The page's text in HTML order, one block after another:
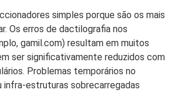
simples porque são os mais
Os erros de dactilografia nos
gamil.com) resultam em muitos
ser significativamente reduzidos com
Problemas temporários no
infra-estruturas sobrecarregadas